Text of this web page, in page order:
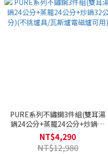
PURE系列不鏽鋼3件組(雙耳湯
鍋24公分+蒸籠24公分+炒鍋32
公分)(不挑爐具/瓦斯爐電磁爐
可用)
NT$4,290
NT$12,980